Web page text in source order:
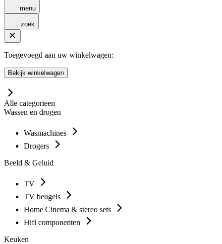
menu
zoek
Toegevoegd aan uw winkelwagen:
Bekijk winkelwagen
Alle categorieen
Wassen en drogen
Wasmachines
Drogers
Beeld & Geluid
TV
TV beugels
Home Cinema & stereo sets
Hifi componenten
Keuken